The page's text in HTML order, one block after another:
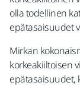
olla todellinen
epätasaisuudet
Mirkan
korkeakiiltoisen
epätasaisuudet,